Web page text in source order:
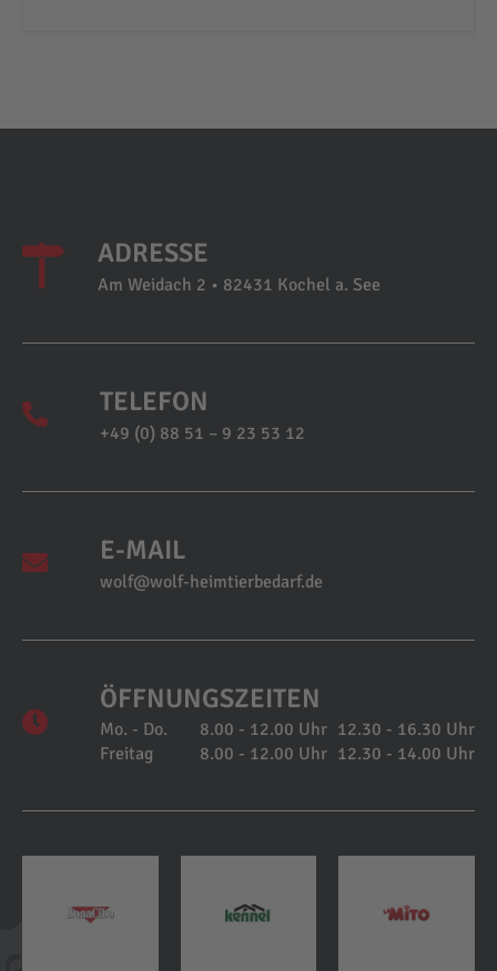
ADRESSE
Am Weidach 2 • 82431 Kochel a. See
TELEFON
+49 (0) 88 51 – 9 23 53 12
E-MAIL
wolf@wolf-heimtierbedarf.de
ÖFFNUNGSZEITEN
Mo. - Do. 8.00 - 12.00 Uhr 12.30 - 16.30 Uhr
Freitag
8.00 - 12.00 Uhr 12.30 - 14.00 Uhr